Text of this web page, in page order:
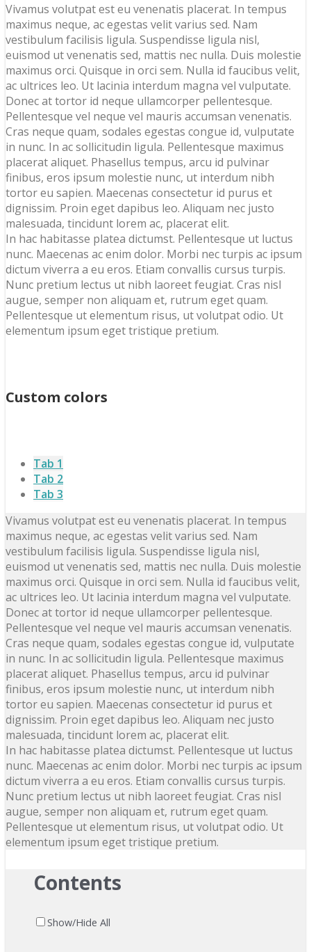
Vivamus volutpat est eu venenatis placerat. In tempus
maximus neque, ac egestas velit varius sed. Nam
vestibulum facilisis ligula. Suspendisse ligula nisl,
euismod ut venenatis sed, mattis nec nulla. Duis molestie
maximus orci. Quisque in orci sem. Nulla id faucibus velit,
ac ultrices leo. Ut lacinia interdum magna vel vulputate.
Donec at tortor id neque ullamcorper pellentesque.
Pellentesque vel neque vel mauris accumsan venenatis.
Cras neque quam, sodales egestas congue id, vulputate
in nunc. In ac sollicitudin ligula. Pellentesque maximus
placerat aliquet. Phasellus tempus, arcu id pulvinar
finibus, eros ipsum molestie nunc, ut interdum nibh
tortor eu sapien. Maecenas consectetur id purus et
dignissim. Proin eget dapibus leo. Aliquam nec justo
malesuada, tincidunt lorem ac, placerat elit.
In hac habitasse platea dictumst. Pellentesque ut luctus
nunc. Maecenas ac enim dolor. Morbi nec turpis ac ipsum
dictum viverra a eu eros. Etiam convallis cursus turpis.
Nunc pretium lectus ut nibh laoreet feugiat. Cras nisl
augue, semper non aliquam et, rutrum eget quam.
Pellentesque ut elementum risus, ut volutpat odio. Ut
elementum ipsum eget tristique pretium.
Custom colors
Tab 1
Tab 2
Tab 3
Vivamus volutpat est eu venenatis placerat. In tempus
maximus neque, ac egestas velit varius sed. Nam
vestibulum facilisis ligula. Suspendisse ligula nisl,
euismod ut venenatis sed, mattis nec nulla. Duis molestie
maximus orci. Quisque in orci sem. Nulla id faucibus velit,
ac ultrices leo. Ut lacinia interdum magna vel vulputate.
Donec at tortor id neque ullamcorper pellentesque.
Pellentesque vel neque vel mauris accumsan venenatis.
Cras neque quam, sodales egestas congue id, vulputate
in nunc. In ac sollicitudin ligula. Pellentesque maximus
placerat aliquet. Phasellus tempus, arcu id pulvinar
finibus, eros ipsum molestie nunc, ut interdum nibh
tortor eu sapien. Maecenas consectetur id purus et
dignissim. Proin eget dapibus leo. Aliquam nec justo
malesuada, tincidunt lorem ac, placerat elit.
In hac habitasse platea dictumst. Pellentesque ut luctus
nunc. Maecenas ac enim dolor. Morbi nec turpis ac ipsum
dictum viverra a eu eros. Etiam convallis cursus turpis.
Nunc pretium lectus ut nibh laoreet feugiat. Cras nisl
augue, semper non aliquam et, rutrum eget quam.
Pellentesque ut elementum risus, ut volutpat odio. Ut
elementum ipsum eget tristique pretium.
Contents
Show/Hide All